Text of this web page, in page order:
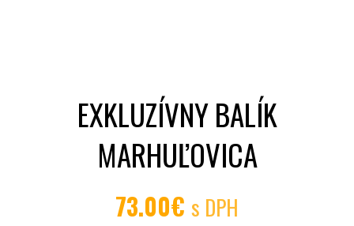
EXKLUZÍVNY BALÍK
MARHUĽOVICA
73.00€ s DPH